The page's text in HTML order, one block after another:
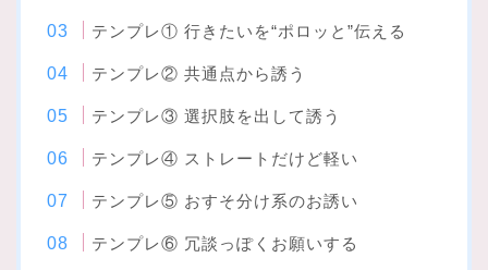
テンプレ① 行きたいを“ポロッと”伝える
テンプレ② 共通点から誘う
テンプレ③ 選択肢を出して誘う
テンプレ④ ストレートだけど軽い
テンプレ⑤ おすそ分け系のお誘い
テンプレ⑥ 冗談っぽくお願いする